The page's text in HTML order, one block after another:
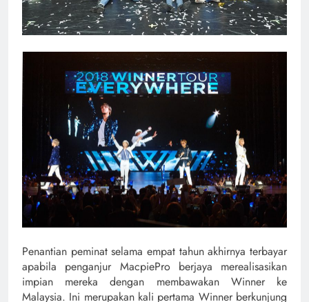
Penantian peminat selama empat tahun akhirnya terbayar
apabila penganjur MacpiePro berjaya merealisasikan
impian mereka dengan membawakan Winner ke
Malaysia. Ini merupakan kali pertama Winner berkunjung